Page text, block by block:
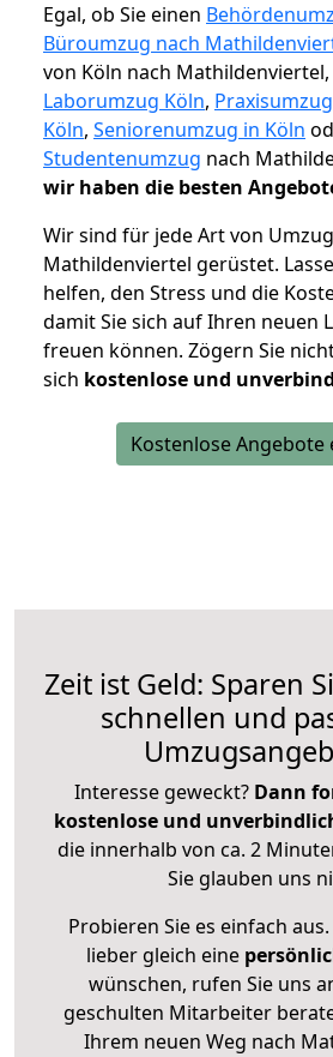
Egal, ob Sie einen
Büroumzug nach
von Köln nach Mathildenviertel,
Laborumzug Köln, Praxisumzug
Köln, Seniorenumzug in Köln
Studentenumzug nach
wir haben die besten
Wir sind für jede Art von
Mathildenviertel gerüstet.
helfen, den Stress und die
damit Sie sich auf Ihren neuen
freuen können. Zögern Sie
sich kostenlose und
Kostenlose Angebote
Zeit ist Geld: Sparen
schnellen und
Interesse geweckt? Dann
kostenlose und
die innerhalb von ca. 2
Sie glauben uns
Probieren Sie es einfach
lieber gleich eine
wünschen, rufen Sie uns
geschulten Mitarbeiter
Ihrem neuen Weg nach